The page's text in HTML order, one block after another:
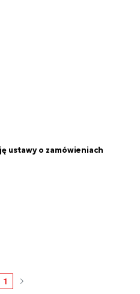
ustawy o zamówieniach
1